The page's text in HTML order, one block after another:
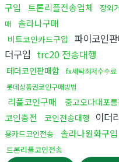
구입
트론리플전송업체 장외
매
솔라나구매
비트코인카드구입 파이코인
더구입 trc20 전송대행
테더코인판매함
fx세탁최저수수료
롯데상품권코인구매방법
리플코인구매 중고오다대포
코인충전
코인전송대행 이더
용카드코인전송
솔라나원화구입
트론리플코인전송